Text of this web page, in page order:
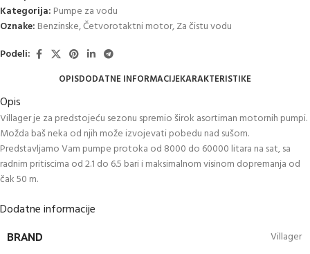
Kategorija: Pumpe za vodu
Oznake: Benzinske,Četvorotaktni motor,Za čistu vodu
Podeli:
OPISDODATNE INFORMACIJEKARAKTERISTIKE
Opis
Villager je za predstojeću sezonu spremio širok asortiman motornih pumpi.
Možda baš neka od njih može izvojevati pobedu nad sušom.
Predstavljamo Vam pumpe protoka od 8000 do 60000 litara na sat, sa
radnim pritiscima od 2.1 do 6.5 bari i maksimalnom visinom dopremanja od
čak 50 m.
Dodatne informacije
BRAND Villager